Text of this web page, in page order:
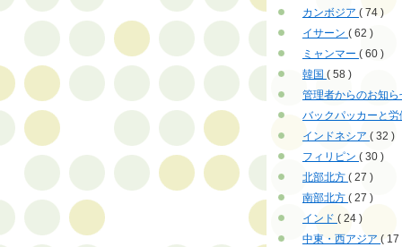
カンボジア ( 74 )
イサーン ( 62 )
ミャンマー ( 60 )
韓国 ( 58 )
管理者からのお知
バックパッカーと
インドネシア ( 32 )
フィリピン ( 30 )
北部北方 ( 27 )
南部北方 ( 27 )
インド ( 24 )
中東・西アジア ( 17